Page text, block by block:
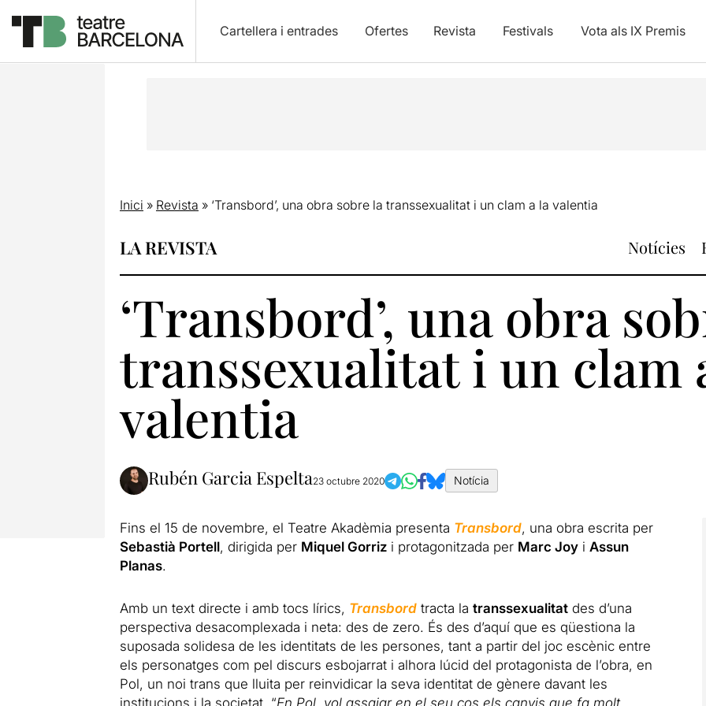
Cartellera i entrades Ofertes Revista Festivals Vota als IX Premis
Inici » Revista » ‘Transbord’, una obra sobre la transsexualitat i un clam a la valentia
LA REVISTA Notícies
‘Transbord’, una obra
transsexualitat i un clam
valentia
Rubén Garcia Espelta23 octubre 2020 Notícia
Fins el 15 de novembre, el Teatre Akadèmia presenta Transbord, una obra escrita per
Sebastià Portell, dirigida per Miquel Gorrizi protagonitzada per Marc Joyi Assun
Planas.
Amb un text directe i amb tocs lírics, Transbordtracta la transsexualitatdes d’una
perspectiva desacomplexada i neta: des de zero. És des d’aquí que es qüestiona la
suposada solidesa de les identitats de les persones, tant a partir del joc escènic entre
els personatges com pel discurs esbojarrat i alhora lúcid del protagonista de l’obra, en
Pol, un noi trans que lluita per reinvidicar la seva identitat de gènere davant les
institucions i la societat. “En Pol, vol assajar en el seu cos els canvis que fa molt